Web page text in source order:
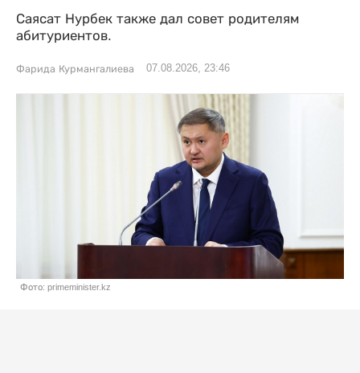
Саясат Нурбек также дал совет родителям
абитуриентов.
Фарида Курмангалиева 07.08.2026, 23:46
Фото: primeminister.kz